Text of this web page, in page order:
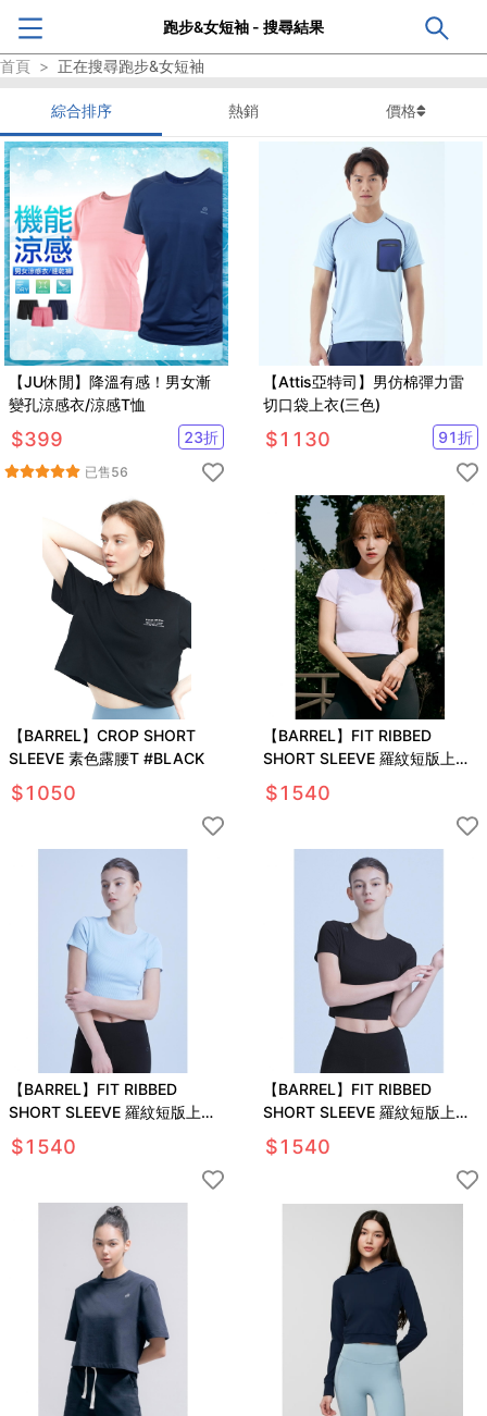
跑步&女短袖 - 搜尋結果
首頁 > 正在搜尋跑步&女短袖
綜合排序 熱銷 價格
【JU休閒】降溫有感！男女漸
變孔涼感衣/涼感T恤
$399 23折
已售56
【Attis亞特司】男仿棉彈力雷
切口袋上衣(三色)
$1130 91折
【BARREL】CROP SHORT
SLEEVE 素色露腰T #BLACK
$1050
【BARREL】FIT RIBBED
SHORT SLEEVE 羅紋短版上衣
#WHITE
$1540
【BARREL】FIT RIBBED
SHORT SLEEVE 羅紋短版上衣
#BABY BLUE
$1540
【BARREL】FIT RIBBED
SHORT SLEEVE 羅紋短版上衣
#BLACK
$1540